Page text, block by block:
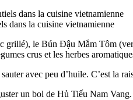
dans la cuisine vietnamienne
le Bún Đậu Mắm Tôm
crus et les herbes
avec peu d’huile. C’est la
un bol de Hủ Tiếu Nam Vang.